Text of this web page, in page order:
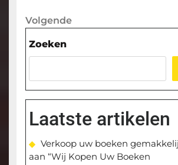
Volgende
Volgende
Zoeken
Laatste artikelen
Verkoop uw boeken
aan “Wij Kopen Uw Boeken